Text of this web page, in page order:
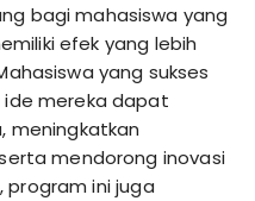
bagi mahasiswa yang
efek yang lebih
yang sukses
ide mereka dapat
meningkatkan
mendorong inovasi
program ini juga